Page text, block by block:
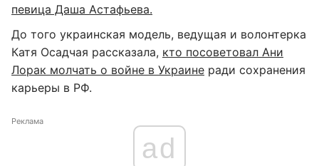
певица Даша Астафьева.
До того украинская модель, ведущая и волонтерка
Катя Осадчая рассказала, кто посоветовал Ани
Лорак молчать о войне в Украине ради сохранения
карьеры в РФ.
Реклама
ad